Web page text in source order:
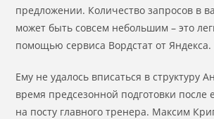
предложении. Количество запросов в
может быть совсем небольшим – это
помощью сервиса Вордстат от Яндекса.
Ему не удалось вписаться в структуру
время предсезонной подготовки после
на посту главного тренера. Максим